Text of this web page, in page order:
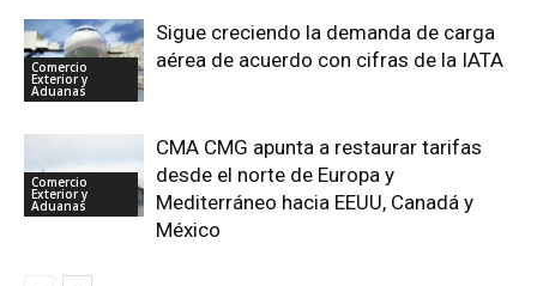
Comercio
Exterior y
Aduanas
Sigue creciendo la demanda de carga
aérea de acuerdo con cifras de la IATA
Comercio
Exterior y
Aduanas
CMA CMG apunta a restaurar tarifas
desde el norte de Europa y
Mediterráneo hacia EEUU, Canadá y
México